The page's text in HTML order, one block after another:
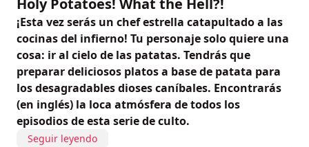
Holy Potatoes! What the Hell?!
¡Esta vez serás un chef estrella catapultado a las
cocinas del infierno! Tu personaje solo quiere una
cosa: ir al cielo de las patatas. Tendrás que
preparar deliciosos platos a base de patata para
los desagradables dioses caníbales. Encontrarás
(en inglés) la loca atmósfera de todos los
episodios de esta serie de culto.
Seguir leyendo